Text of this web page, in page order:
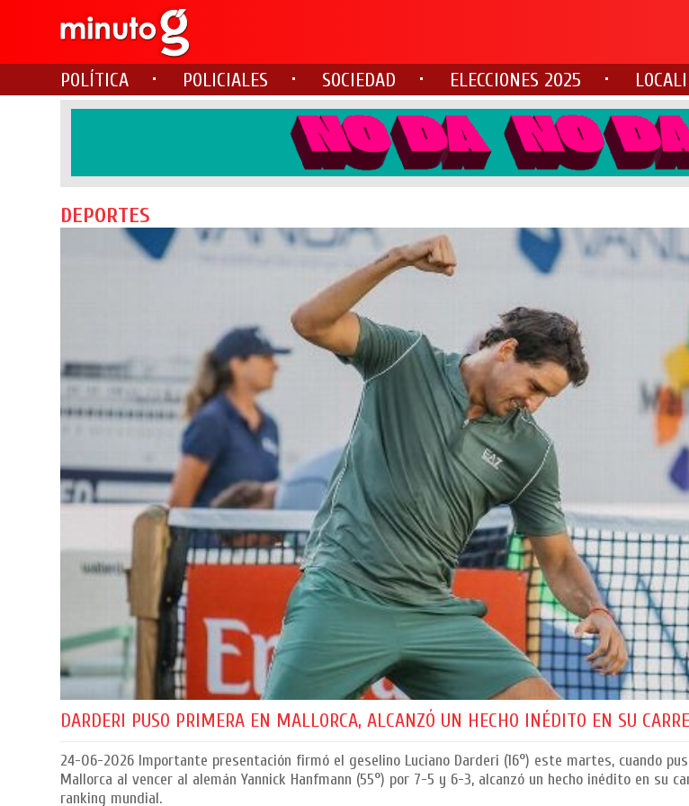
POLÍTICA POLICIALES SOCIEDAD ELECCIONES 2025
DEPORTES
DARDERI PUSO PRIMERA EN MALLORCA, ALCANZÓ UN HECHO INÉDITO EN SU
24-06-2026 Importante presentación firmó el geselino Luciano Darderi (16°) este martes, cuando
Mallorca al vencer al alemán Yannick Hanfmann (55°) por 7-5 y 6-3, alcanzó un hecho inédito en su
ranking mundial.